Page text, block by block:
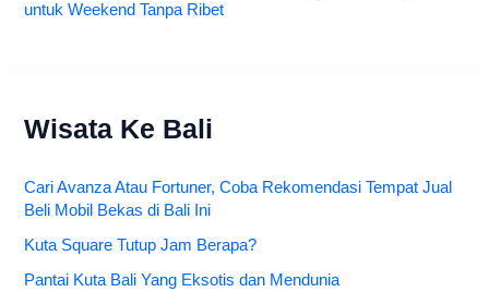
untuk Weekend Tanpa Ribet
Wisata Ke Bali
Cari Avanza Atau Fortuner, Coba Rekomendasi Tempat Jual
Beli Mobil Bekas di Bali Ini
Kuta Square Tutup Jam Berapa?
Pantai Kuta Bali Yang Eksotis dan Mendunia